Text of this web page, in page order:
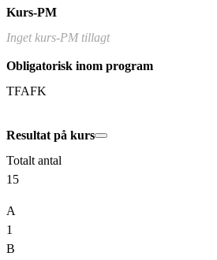
Kurs-PM
Inget kurs-PM tillagt
Obligatorisk inom program
TFAFK
Resultat på kurs
Totalt antal
15
A
1
B